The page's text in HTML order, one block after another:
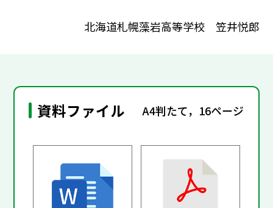
北海道札幌藻岩高等学校 笠井悦郎
資料ファイル A4判たて，16ページ